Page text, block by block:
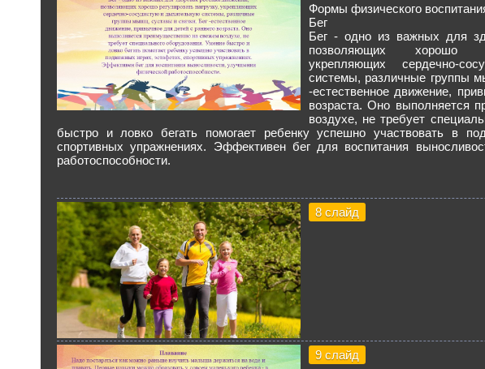
Формы физического
Бег
Бег - одно из важных для
позволяющих хорошо
укрепляющих сердечно-
системы, различные группы
-естественное движение,
возраста. Оно выполняется
воздухе, не требует
быстро и ловко бегать помогает ребенку успешно участвовать в
спортивных упражнениях. Эффективен бег для воспитания
работоспособности.
8 слайд
9 слайд